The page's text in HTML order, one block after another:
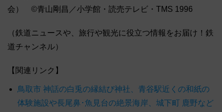
会） ©︎青山剛昌／小学館・読売テレビ・TMS 1996
（鉄道ニュースや、旅行や観光に役立つ情報をお届け！鉄
道チャンネル）
【関連リンク】
鳥取市 神話の白兎の縁結び神社、青谷駅近くの和紙の
体験施設や長尾鼻･魚見台の絶景海岸、城下町 鹿野など